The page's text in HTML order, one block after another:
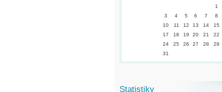
1
3
4 5 6 7 8
10
11 12 13 14 15
17
18 19 20 21 22
24
25 26 27 28 29
31
Statistiky